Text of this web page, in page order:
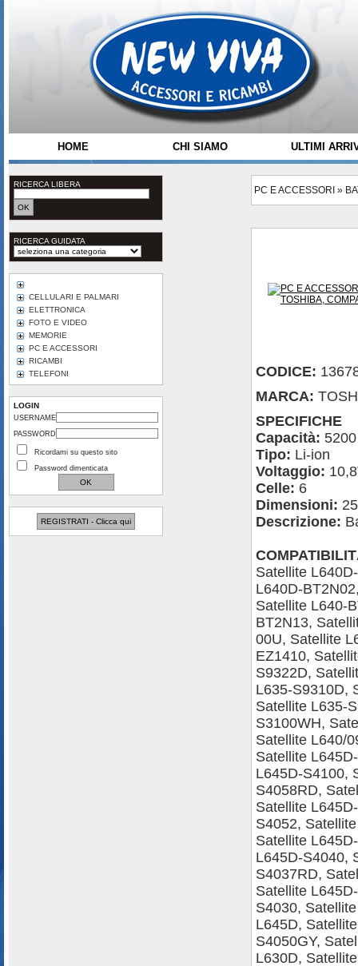
HOME CHI SIAMO ULTIMI
RICERCA LIBERA
RICERCA GUIDATA
CELLULARI E PALMARI
ELETTRONICA
FOTO E VIDEO
MEMORIE
PC E ACCESSORI
RICAMBI
TELEFONI
LOGIN
USERNAME
PASSWORD
Ricordami su questo sito
Password dimenticata
REGISTRATI - Clicca qui
PC E ACCESSORI »
CODICE:
MARCA:
SPECIFICHE
Capacità: 5200
Tipo: Li-ion
Voltaggio:
Celle: 6
Dimensioni:
Descrizione: